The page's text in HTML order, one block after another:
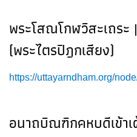
พระโสณโกฬวิสะเถร
(พระไตรปิฎกเสียง)
https://uttayarndham.org/
อนาถบิณฑิกคหบดีเข้า